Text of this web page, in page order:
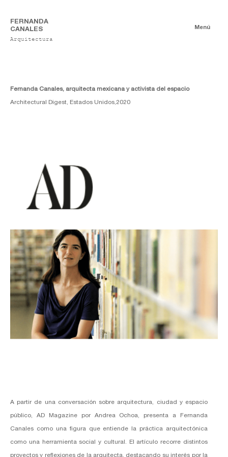
FERNANDA
CANALES
Arquitectura
Menú
Fernanda Canales, arquitecta mexicana y activista del espacio
Architectural Digest, Estados Unidos,2020
A partir de una conversación sobre arquitectura, ciudad y espacio
público, AD Magazine por Andrea Ochoa, presenta a Fernanda
Canales como una figura que entiende la práctica arquitectónica
como una herramienta social y cultural. El artículo recorre distintos
proyectos y reflexiones de la arquitecta, destacando su interés por la